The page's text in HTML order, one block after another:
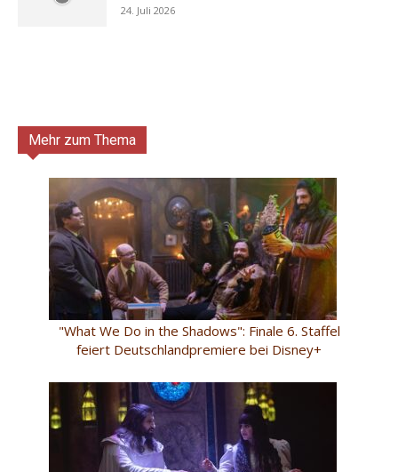
24. Juli 2026
Mehr zum Thema
"What We Do in the Shadows": Finale 6. Staffel
feiert Deutschlandpremiere bei Disney+